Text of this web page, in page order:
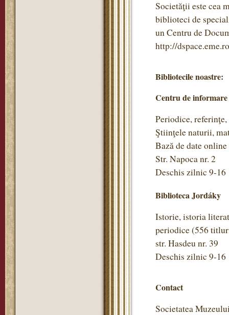
Societăţii este cea
biblioteci de
un Centru de
http://
Bibliotecile noastre:
Centru de
Periodice,
Ştiinţele naturii,
Bază de date online
Str. Napoca nr. 2
Deschis zilnic 9-16
Biblioteca Jordáky
Istorie, istoria
periodice (556
str. Hasdeu nr. 39
Deschis zilnic 9-16
Contact
Societatea